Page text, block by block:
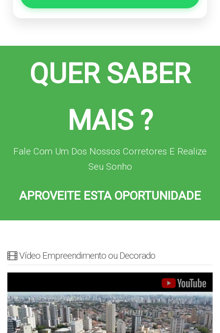
QUER SABER
MAIS ?
Fale Com Um Dos Nossos Corretores E Realize
Seu Sonho
APROVEITE ESTA OPORTUNIDADE
Vídeo Empreendimento ou Decorado